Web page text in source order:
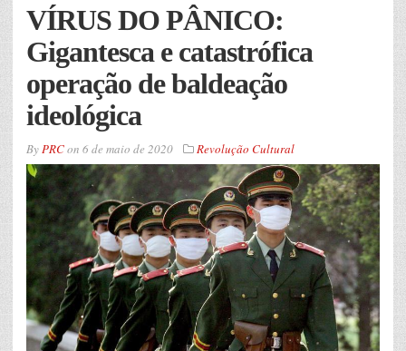
VÍRUS DO PÂNICO:
Gigantesca e catastrófica
operação de baldeação
ideológica
ByPRCon 6 de maio de 2020 Revolução Cultural